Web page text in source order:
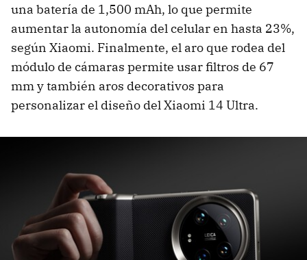
una batería de 1,500 mAh, lo que permite
aumentar la autonomía del celular en hasta 23%,
según Xiaomi. Finalmente, el aro que rodea del
módulo de cámaras permite usar filtros de 67
mm y también aros decorativos para
personalizar el diseño del Xiaomi 14 Ultra.